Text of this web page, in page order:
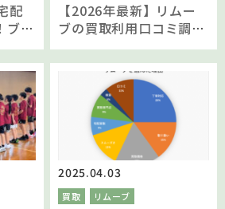
配
ブラ
るコ
【2026年最新】リムー
ブの買取利用口コミ調
査！reMOVE(リムーブ)
を選んだ理由をお客様へ
聞きました
2025.04.03
買取 リムーブ